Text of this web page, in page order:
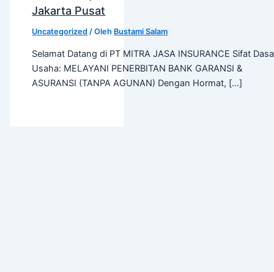
Jakarta Pusat
Uncategorized / Oleh Bustami Salam
Selamat Datang di PT MITRA JASA INSURANCE Sifat
Usaha: MELAYANI PENERBITAN BANK GARANSI &
ASURANSI (TANPA AGUNAN) Dengan Hormat, […]